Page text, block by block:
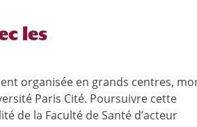
les
organisée en grands centres,
Paris Cité. Poursuivre cette
de la Faculté de Santé d’acteur